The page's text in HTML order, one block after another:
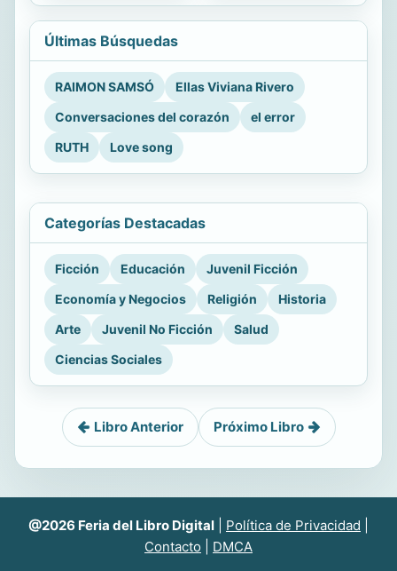
Últimas Búsquedas
RAIMON SAMSÓ
Ellas Viviana Rivero
Conversaciones del corazón
el error
RUTH
Love song
Categorías Destacadas
Ficción Educación
Juvenil Ficción
Economía y Negocios
Religión
Historia
Arte
Juvenil No Ficción
Salud
Ciencias Sociales
Libro Anterior Próximo Libro
@2026 Feria del Libro Digital Política de Privacidad
Contacto
DMCA